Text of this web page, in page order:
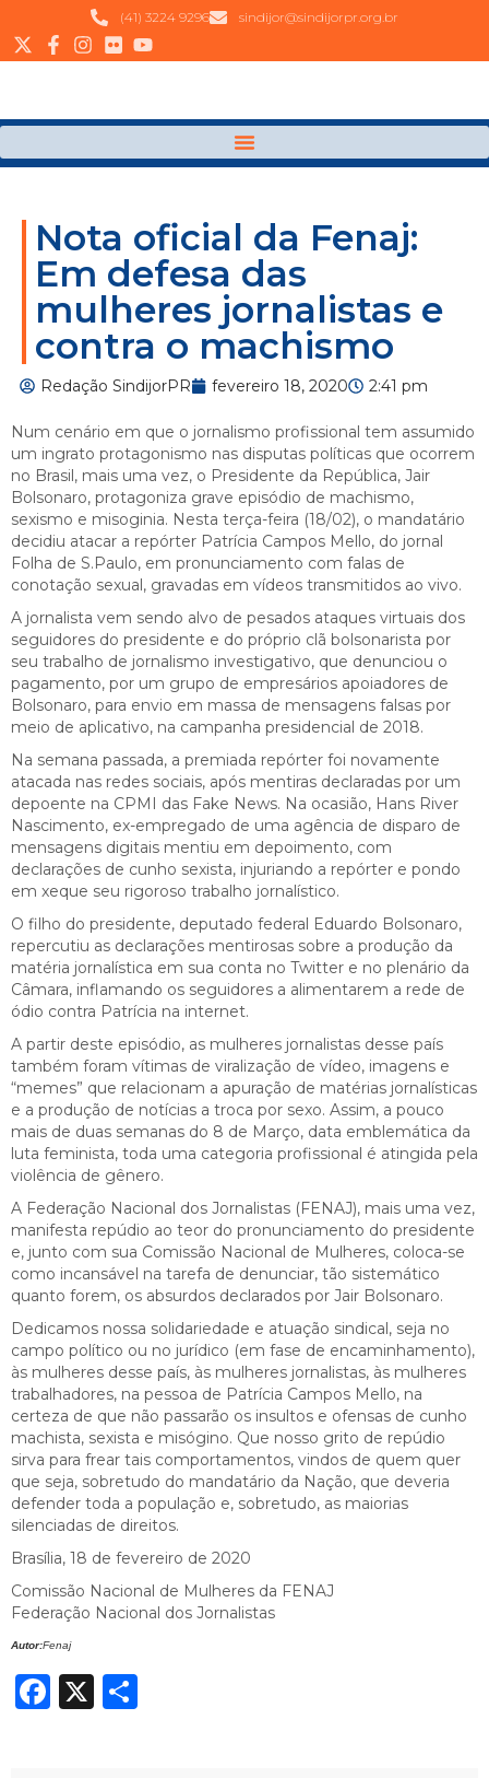
(41) 3224 9296 sindijor@sindijorpr.org.br
Nota oficial da Fenaj:
Em defesa das
mulheres jornalistas e
contra o machismo
Redação SindijorPR fevereiro 18, 2020 2:41 pm
Num cenário em que o jornalismo profissional tem assumido
um ingrato protagonismo nas disputas políticas que ocorrem
no Brasil, mais uma vez, o Presidente da República, Jair
Bolsonaro, protagoniza grave episódio de machismo,
sexismo e misoginia. Nesta terça-feira (18/02), o mandatário
decidiu atacar a repórter Patrícia Campos Mello, do jornal
Folha de S.Paulo, em pronunciamento com falas de
conotação sexual, gravadas em vídeos transmitidos ao vivo.
A jornalista vem sendo alvo de pesados ataques virtuais dos
seguidores do presidente e do próprio clã bolsonarista por
seu trabalho de jornalismo investigativo, que denunciou o
pagamento, por um grupo de empresários apoiadores de
Bolsonaro, para envio em massa de mensagens falsas por
meio de aplicativo, na campanha presidencial de 2018.
Na semana passada, a premiada repórter foi novamente
atacada nas redes sociais, após mentiras declaradas por um
depoente na CPMI das Fake News. Na ocasião, Hans River
Nascimento, ex-empregado de uma agência de disparo de
mensagens digitais mentiu em depoimento, com
declarações de cunho sexista, injuriando a repórter e pondo
em xeque seu rigoroso trabalho jornalístico.
O filho do presidente, deputado federal Eduardo Bolsonaro,
repercutiu as declarações mentirosas sobre a produção da
matéria jornalística em sua conta no Twitter e no plenário da
Câmara, inflamando os seguidores a alimentarem a rede de
ódio contra Patrícia na internet.
A partir deste episódio, as mulheres jornalistas desse país
também foram vítimas de viralização de vídeo, imagens e
“memes” que relacionam a apuração de matérias jornalísticas
e a produção de notícias a troca por sexo. Assim, a pouco
mais de duas semanas do 8 de Março, data emblemática da
luta feminista, toda uma categoria profissional é atingida pela
violência de gênero.
A Federação Nacional dos Jornalistas (FENAJ), mais uma vez,
manifesta repúdio ao teor do pronunciamento do presidente
e, junto com sua Comissão Nacional de Mulheres, coloca-se
como incansável na tarefa de denunciar, tão sistemático
quanto forem, os absurdos declarados por Jair Bolsonaro.
Dedicamos nossa solidariedade e atuação sindical, seja no
campo político ou no jurídico (em fase de encaminhamento),
às mulheres desse país, às mulheres jornalistas, às mulheres
trabalhadores, na pessoa de Patrícia Campos Mello, na
certeza de que não passarão os insultos e ofensas de cunho
machista, sexista e misógino. Que nosso grito de repúdio
sirva para frear tais comportamentos, vindos de quem quer
que seja, sobretudo do mandatário da Nação, que deveria
defender toda a população e, sobretudo, as maiorias
silenciadas de direitos.
Brasília, 18 de fevereiro de 2020
Comissão Nacional de Mulheres da FENAJ
Federação Nacional dos Jornalistas
Autor:Fenaj
Facebook
X